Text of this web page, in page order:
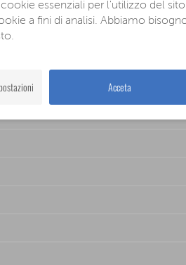
essenziali per l'utilizzo del sito
a fini di analisi. Abbiamo
Acceta